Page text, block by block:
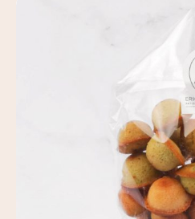
NOS BOULANGERIES
LA MAISON D'ÉRIC KAYSER
ÉVÈNEMENTS & ENTREPRISES